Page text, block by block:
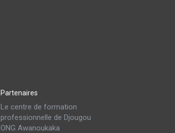
Partenaires
Le centre de formation
professionnelle de Djougou
ONG Awanoukaka